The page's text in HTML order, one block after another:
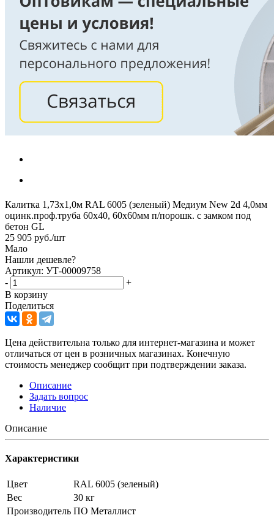
Калитка 1,73х1,0м RAL 6005 (зеленый) Медиум New 2d 4,0мм
оцинк.проф.труба 60х40, 60х60мм п/порошк. с замком под
бетон GL
25 905 руб./шт
Мало
Нашли дешевле?
Артикул: УТ-00009758
-
+
В корзину
Поделиться
Цена действительна только для интернет-магазина и может
отличаться от цен в розничных магазинах. Конечную
стоимость менеджер сообщит при подтверждении заказа.
Описание
Задать вопрос
Наличие
Описание
Характеристики
Цвет
RAL 6005 (зеленый)
Вес
30 кг
Производитель ПО Металлист